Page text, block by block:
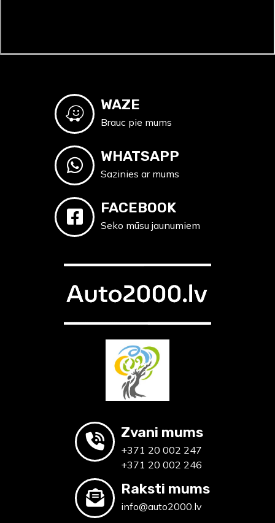
WAZE
Brauc pie mums
WHATSAPP
Sazinies ar mums
FACEBOOK
Seko mūsu jaunumiem
Zvani mums
+371 20 002 247
+371 20 002 246
Raksti mums
info@auto2000.lv